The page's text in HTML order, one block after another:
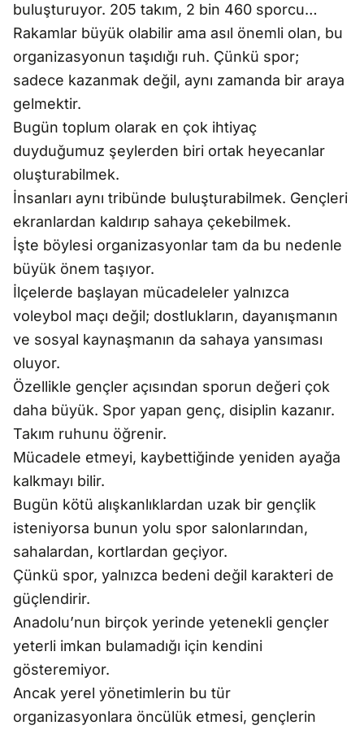
buluşturuyor. 205 takım, 2 bin 460 sporcu…
Rakamlar büyük olabilir ama asıl önemli olan, bu
organizasyonun taşıdığı ruh. Çünkü spor;
sadece kazanmak değil, aynı zamanda bir araya
gelmektir.
Bugün toplum olarak en çok ihtiyaç
duyduğumuz şeylerden biri ortak heyecanlar
oluşturabilmek.
İnsanları aynı tribünde buluşturabilmek. Gençleri
ekranlardan kaldırıp sahaya çekebilmek.
İşte böylesi organizasyonlar tam da bu nedenle
büyük önem taşıyor.
İlçelerde başlayan mücadeleler yalnızca
voleybol maçı değil; dostlukların, dayanışmanın
ve sosyal kaynaşmanın da sahaya yansıması
oluyor.
Özellikle gençler açısından sporun değeri çok
daha büyük. Spor yapan genç, disiplin kazanır.
Takım ruhunu öğrenir.
Mücadele etmeyi, kaybettiğinde yeniden ayağa
kalkmayı bilir.
Bugün kötü alışkanlıklardan uzak bir gençlik
isteniyorsa bunun yolu spor salonlarından,
sahalardan, kortlardan geçiyor.
Çünkü spor, yalnızca bedeni değil karakteri de
güçlendirir.
Anadolu’nun birçok yerinde yetenekli gençler
yeterli imkan bulamadığı için kendini
gösteremiyor.
Ancak yerel yönetimlerin bu tür
organizasyonlara öncülük etmesi, gençlerin